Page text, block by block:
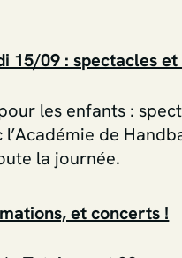
15/09 : spectacles
les enfants :
de
la journée.
et concerts !